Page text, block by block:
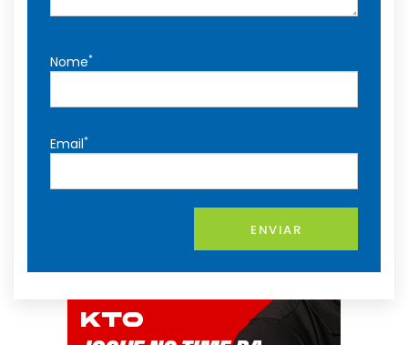
Nome*
Email*
ENVIAR